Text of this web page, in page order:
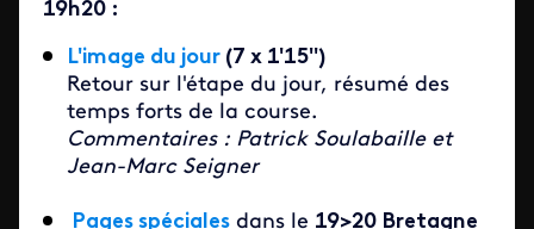
19h20 :
L'image du jour (7 x 1'15'')
Retour sur l'étape du jour, résumé des
temps forts de la course.
Commentaires : Patrick Soulabaille et
Jean-Marc Seigner
Pages spéciales dans le 19>20 Bretagne